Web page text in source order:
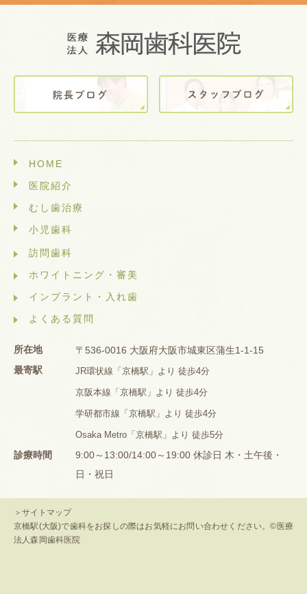
HOME
医院紹介
むし歯治療
小児歯科
訪問歯科
ホワイトニング・審美
インプラント・入れ歯
よくある質問
所在地
〒536-0016 大阪府大阪市城東区蒲生1-1-15
最寄駅
JR環状線「京橋駅」より 徒歩4分
京阪本線「京橋駅」より 徒歩4分
学研都市線「京橋駅」より 徒歩4分
Osaka Metro「京橋駅」より 徒歩5分
診療時間
9:00～13:00/14:00～19:00 休診日 木・土午後・
日・祝日
＞サイトマップ
京橋駅(大阪)で歯科をお探しの際はお気軽にお問い合わせください。©医療
法人森岡歯科医院